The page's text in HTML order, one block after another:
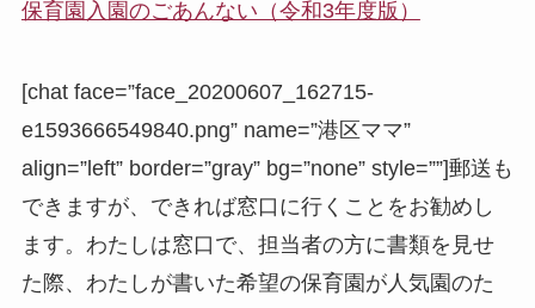
保育園入園のごあんない（令和3年度版）
[chat face=”face_20200607_162715-
e1593666549840.png” name=”港区ママ”
align=”left” border=”gray” bg=”none” style=””]郵送も
できますが、できれば窓口に行くことをお勧めし
ます。わたしは窓口で、担当者の方に書類を見せ
た際、わたしが書いた希望の保育園が人気園のた